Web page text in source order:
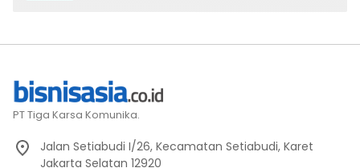
PT Tiga Karsa Komunika.
Jalan Setiabudi I/26, Kecamatan Setiabudi, Karet
Jakarta Selatan 12920